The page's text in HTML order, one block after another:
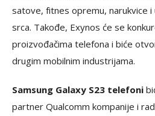
satove, fitnes opremu, narukvice
srca. Takođe, Exynos će se
proizvođačima telefona i biće
drugim mobilnim industrijama.
Samsung Galaxy S23 telefoni
partner Qualcomm kompanije i